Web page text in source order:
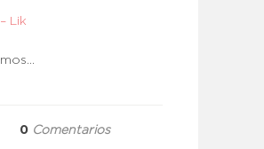
Lik
0 Comentarios